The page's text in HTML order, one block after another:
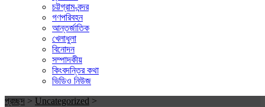
চট্টগ্রাম-বন্দর
গণপরিবহন
আন্তর্জাতিক
খেলাধুলা
বিনোদন
সম্পাদকীয়
কিংবদন্তির কথা
ভিডিও নিউজ
প্রচ্ছদ > Uncategorized >